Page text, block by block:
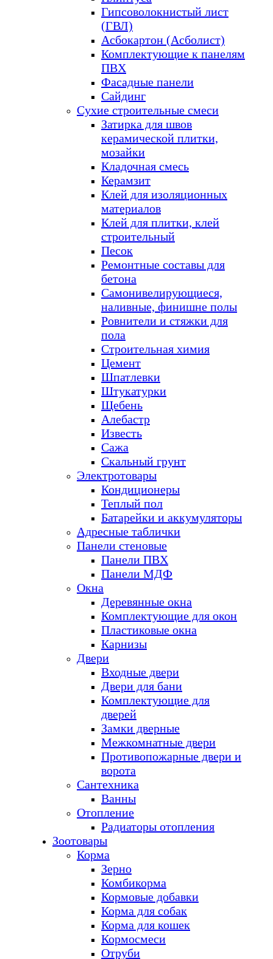
Гипсоволокнистый лист
(ГВЛ)
Асбокартон (Асболист)
Комплектующие к панелям
ПВХ
Фасадные панели
Сайдинг
Сухие строительные смеси
Затирка для швов
керамической плитки,
мозайки
Кладочная смесь
Керамзит
Клей для изоляционных
материалов
Клей для плитки, клей
строительный
Песок
Ремонтные составы для
бетона
Самонивелирующиеся,
наливные, финишне полы
Ровнители и стяжки для
пола
Строительная химия
Цемент
Шпатлевки
Штукатурки
Щебень
Алебастр
Известь
Сажа
Скальный грунт
Электротовары
Кондиционеры
Теплый пол
Батарейки и аккумуляторы
Адресные таблички
Панели стеновые
Панели ПВХ
Панели МДФ
Окна
Деревянные окна
Комплектующие для окон
Пластиковые окна
Карнизы
Двери
Входные двери
Двери для бани
Комплектующие для
дверей
Замки дверные
Межкомнатные двери
Противопожарные двери и
ворота
Сантехника
Ванны
Отопление
Радиаторы отопления
Зоотовары
Корма
Зерно
Комбикорма
Кормовые добавки
Корма для собак
Корма для кошек
Кормосмеси
Отруби